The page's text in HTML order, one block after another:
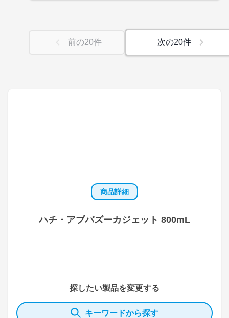
商品詳細
ハチ・アブバズーカジェット 800mL
探したい製品を変更する
キーワードから探す
前の20件 次の20件